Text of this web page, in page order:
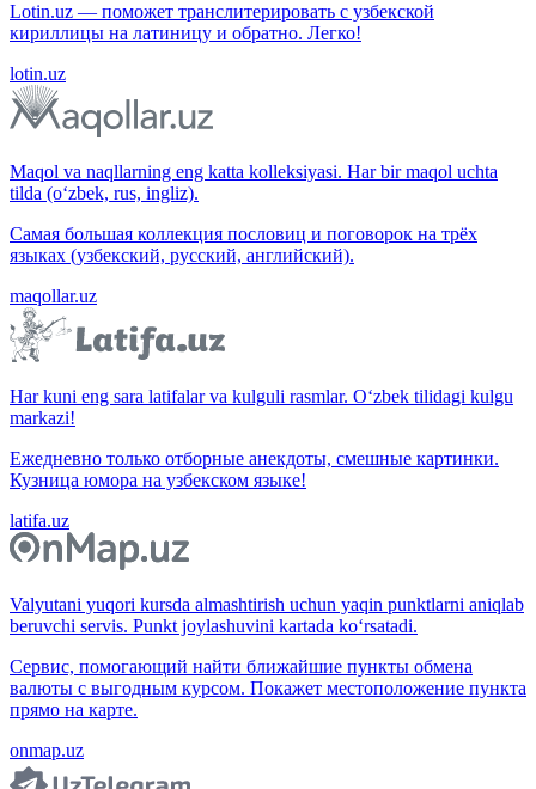
Lotin.uz — поможет транслитерировать с узбекской
кириллицы на латиницу и обратно. Легко!
lotin.uz
Maqol va naqllarning eng katta kolleksiyasi. Har bir maqol uchta
tilda (o‘zbek, rus, ingliz).
Самая большая коллекция пословиц и поговорок на трёх
языках (узбекский, русский, английский).
maqollar.uz
Har kuni eng sara latifalar va kulguli rasmlar. O‘zbek tilidagi kulgu
markazi!
Ежедневно только отборные анекдоты, смешные картинки.
Кузница юмора на узбекском языке!
latifa.uz
Valyutani yuqori kursda almashtirish uchun yaqin punktlarni aniqlab
beruvchi servis. Punkt joylashuvini kartada ko‘rsatadi.
Сервис, помогающий найти ближайшие пункты обмена
валюты с выгодным курсом. Покажет местоположение пункта
прямо на карте.
onmap.uz